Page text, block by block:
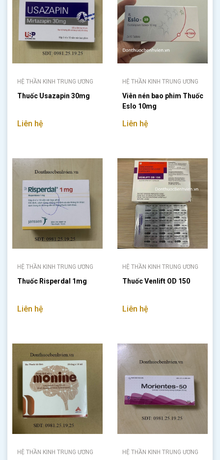
HỆ THẦN KINH TRUNG ƯƠNG
Thuốc Usazapin 30mg
Liên hệ
HỆ THẦN KINH TRUNG ƯƠNG
Viên nén bao phim Thuốc
Eslo 10mg
Liên hệ
HỆ THẦN KINH TRUNG ƯƠNG
Thuốc Risperdal 1mg
Liên hệ
HỆ THẦN KINH TRUNG ƯƠNG
Thuốc Venlift OD 150
Liên hệ
HỆ THẦN KINH TRUNG ƯƠNG HỆ THẦN KINH TRUNG ƯƠNG